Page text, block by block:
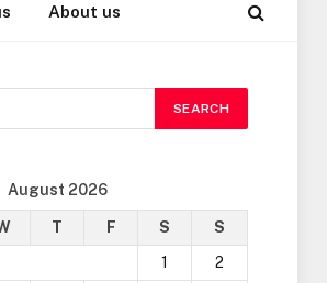
About us
August 2026
T F S
S
1
2